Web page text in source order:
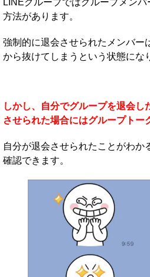
LINEグループではグループメン
方法があります。
強制的に退会させられたメンバー
から抜けてしまうという状態にな
しかし、自分でグループを退会し
させられた場合にはグループトー
自分が退会させられたことがわか
確認できます。